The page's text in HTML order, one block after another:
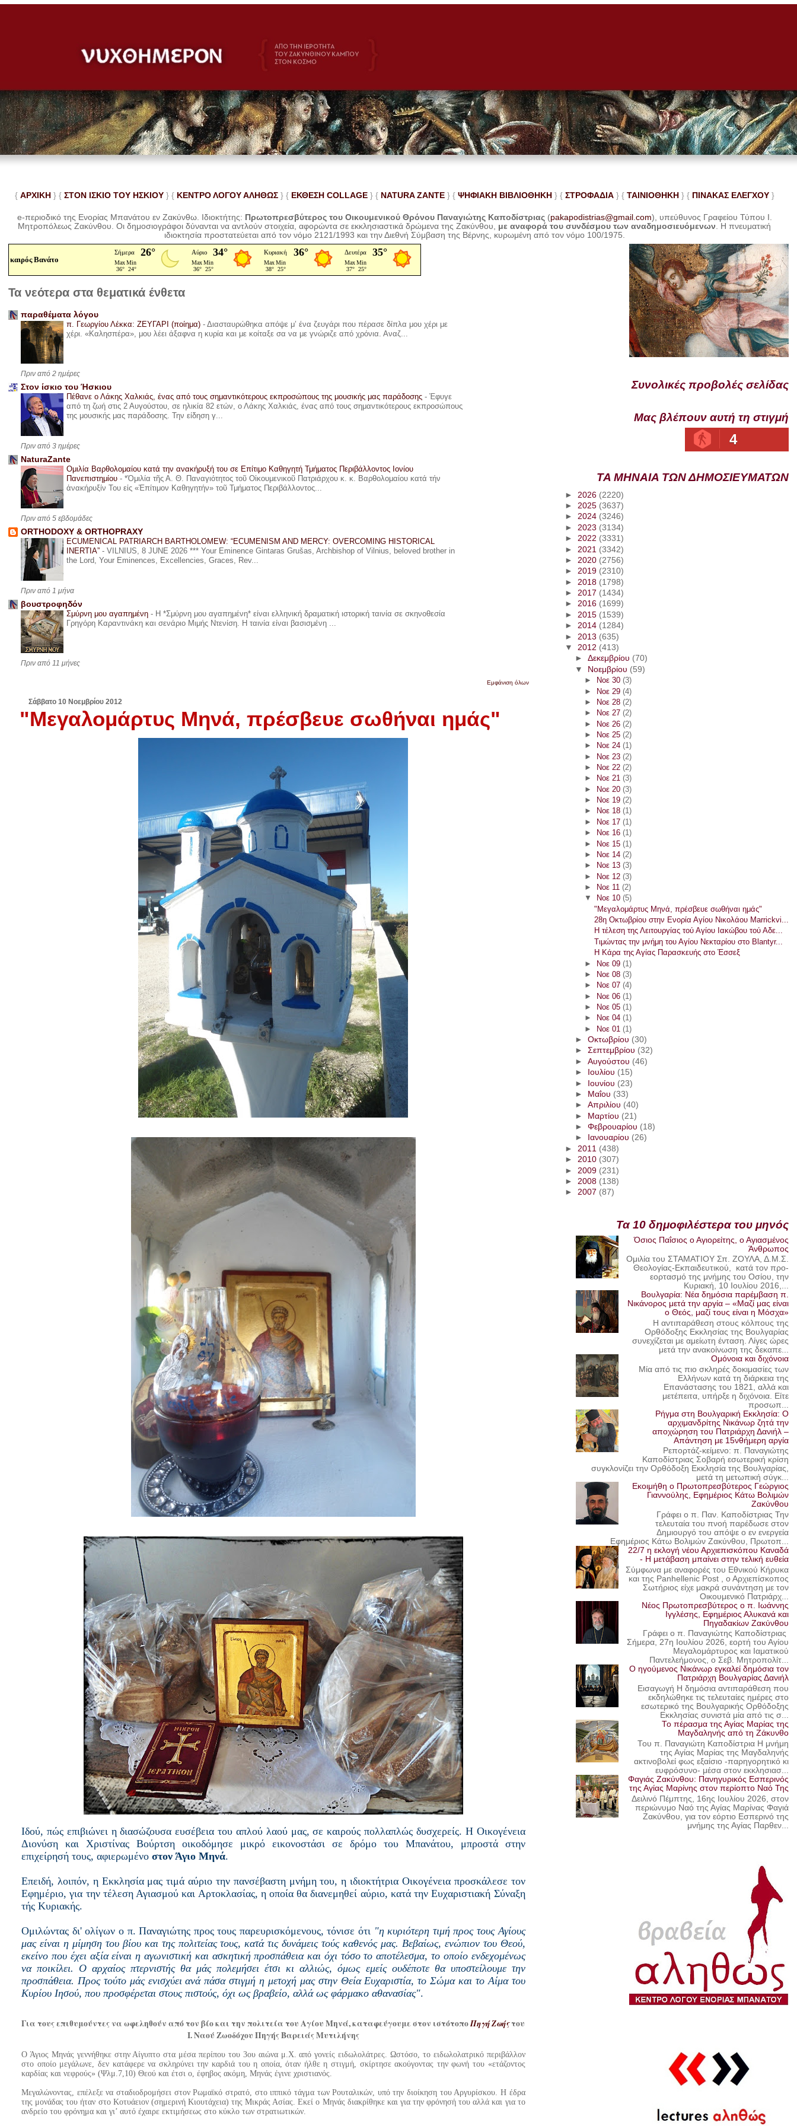
{ ΑΡΧΙΚΗ } { ΣΤΟΝ ΙΣΚΙΟ ΤΟΥ ΗΣΚΙΟΥ } { ΚΕΝΤΡΟ ΛΟΓΟΥ ΑΛΗΘΩΣ } { ΕΚΘΕΣΗ COLLAGE }{ NATURA ZANTE} { ΨΗΦΙΑΚΗ ΒΙΒΛΙΟΘΗΚΗ } { ΣΤΡΟΦΑΔΙΑ } { ΤΑΙΝΙΟΘΗΚΗ } { ΠΙΝΑΚΑΣ ΕΛΕΓΧΟΥ}
e-περιοδικό της Ενορίας Μπανάτου εν Ζακύνθω. Ιδιοκτήτης: Πρωτοπρεσβύτερος του Οικουμενικού Θρόνου Παναγιώτης Καποδίστριας (pakapodistrias@gmail.com), υπεύθυνος Γραφείου Τύπου Ι.
Μητροπόλεως Ζακύνθου.Οι δημοσιογράφοι δύνανται να αντλούν στοιχεία, αφορώντα σε εκκλησιαστικά δρώμενα της Ζακύνθου, με αναφορά του συνδέσμου των αναδημοσιευόμενων . Ηπνευματική
ιδιοκτησία προστατεύεται από τον νόμο 2121/1993 και την Διεθνή Σύμβαση της Βέρνης, κυρωμένη από τον νόμο 100/1975.
καιρός Βανάτο
Τα νεότερα στα θεματικά ένθετα
παραθέματα λόγου
π. Γεωργίου Λέκκα: ΖΕΥΓΑΡΙ (ποίημα) - Διασταυρώθηκα απόψε μ’ ένα ζευγάρι που πέρασε δίπλα μου χέρι με
χέρι. «Καλησπέρα», μου λέει άξαφνα η κυρία και με κοίταξε σα να με γνώριζε από χρόνια. Αναζ...
Πριν από 2 ημέρες
Στον ίσκιο του Ήσκιου
Πέθανε ο Λάκης Χαλκιάς, ένας από τους σημαντικότερους εκπροσώπους της μουσικής μας παράδοσης - Έφυγε
από τη ζωή στις 2 Αυγούστου, σε ηλικία 82 ετών, ο Λάκης Χαλκιάς, ένας από τους σημαντικότερους εκπροσώπους
της μουσικής μας παράδοσης. Την είδηση γ...
Πριν από 3 ημέρες
NaturaZante
Ομιλία Βαρθολομαίου κατά την ανακήρυξή του σε Επίτιμο Καθηγητή Τμήματος Περιβάλλοντος Ιονίου
Πανεπιστημίου - *Ὁμιλία τῆς Α. Θ. Παναγιότητος τοῦ Οἰκουμενικοῦ Πατριάρχου κ. κ. Βαρθολομαίου κατά τήν
ἀνακήρυξίν Του εἰς «Ἐπίτιμον Καθηγητήν» τοῦ Τμήματος Περιβάλλοντος...
Πριν από 5 εβδομάδες
ORTHODOXY & ORTHOPRAXY
ECUMENICAL PATRIARCH BARTHOLOMEW: “ECUMENISM AND MERCY: OVERCOMING HISTORICAL
INERTIA” - VILNIUS, 8 JUNE 2026 *** Your Eminence Gintaras Grušas, Archbishop of Vilnius, beloved brother in
the Lord, Your Eminences, Excellencies, Graces, Rev...
Πριν από 1 μήνα
βουστροφηδόν
Σμύρνη μου αγαπημένη - Η *Σμύρνη μου αγαπημένη* είναι ελληνική δραματική ιστορική ταινία σε σκηνοθεσία
Γρηγόρη Καραντινάκη και σενάριο Μιμής Ντενίση. Η ταινία είναι βασισμένη ...
Πριν από 11 μήνες
Εμφάνιση όλων
Σάββατο 10 Νοεμβρίου 2012
"Μεγαλομάρτυς Μηνά, πρέσβευε σωθήναι ημάς"
Ιδού, πώς επιβιώνει η διασώζουσα ευσέβεια του απλού λαού μας, σε καιρούς πολλαπλώς δυσχερείς. Η Οικογένεια
Διονύση και Χριστίνας Βούρτση οικοδόμησε μικρό εικονοστάσι σε δρόμο του Μπανάτου, μπροστά στην
επιχείρησή τους, αφιερωμένοστον Άγιο Μηνά.
Επειδή, λοιπόν, η Εκκλησία μας τιμά αύριο την πανσέβαστη μνήμη του, η ιδιοκτήτρια Οικογένεια προσκάλεσε τον
Εφημέριο, για την τέλεση Αγιασμού και Αρτοκλασίας, η οποία θα διανεμηθεί αύριο, κατά την Ευχαριστιακή Σύναξη
τής Κυριακής.
Ομιλώντας δι' ολίγων ο π. Παναγιώτης προς τους παρευρισκόμενους, τόνισε ότι "η κυριότερη τιμή προς τους Αγίους
μας είναι η μίμηση του βίου και της πολιτείας τους, κατά τις δυνάμεις τούς καθενός μας. Βεβαίως, ενώπιον του Θεού,
εκείνο που έχει αξία είναι η αγωνιστική και ασκητική προσπάθεια και όχι τόσο το αποτέλεσμα, το οποίο ενδεχομένως
να ποικίλει. Ο αρχαίος πτερνιστής θα μάς πολεμήσει έτσι κι αλλιώς, όμως εμείς ουδέποτε θα υποστείλουμε την
προσπάθεια. Προς τούτο μάς ενισχύει ανά πάσα στιγμή η μετοχή μας στην Θεία Ευχαριστία, το Σώμα και το Αίμα του
Κυρίου Ιησού, που προσφέρεται στους πιστούς, όχι ως βραβείο, αλλά ως φάρμακο αθανασίας".
Για τους επιθυμούντες να ωφεληθούν από τον βίο και την πολιτεία του Αγίου Μηνά, καταφεύγουμε στον ιστότοποΠηγή Ζωήςτου
Ι. Ναού Ζωοδόχου Πηγής Βαρειάς Μυτιλήνης
Ο Άγιος Μηνάς γεννήθηκε στην Αίγυπτο στα μέσα περίπου του 3ου αιώνα μ.Χ. από γονείς ειδωλολάτρες. Ωστόσο, το ειδωλολατρικό περιβάλλον
στο οποίο μεγάλωνε, δεν κατάφερε να σκληρύνει την καρδιά του η οποία, όταν ήλθε η στιγμή, σκίρτησε ακούγοντας την φωνή του «ετάζοντος
καρδίας και νεφρούς» (Ψλμ.7,10) Θεού και έτσι ο, έφηβος ακόμη, Μηνάς έγινε χριστιανός.
Μεγαλώνοντας, επέλεξε να σταδιοδρομήσει στον Ρωμαϊκό στρατό, στο ιππικό τάγμα των Ρουταλικών, υπό την διοίκηση του Αργυρίσκου. Η έδρα
της μονάδας του ήταν στο Κοτυάειον (σημερινή Κιουτάχεια) της Μικράς Ασίας. Εκεί ο Μηνάς διακρίθηκε και για την φρόνησή του αλλά και για το
ανδρείο του φρόνημα και γι’ αυτό έχαιρε εκτιμήσεως στο κύκλο των στρατιωτικών.
Συνολικές προβολές σελίδας
Μας βλέπουν αυτή τη στιγμή
4
ΤΑ ΜΗΝΑΙΑ ΤΩΝ ΔΗΜΟΣΙΕΥΜΑΤΩΝ
► 2026 (2220)
► 2025 (3637)
►2024 (3246)
► 2023 (3134)
►2022 (3331)
► 2021 (3342)
► 2020 (2756)
►2019 (2310)
► 2018 (1798)
►2017 (1434)
►2016 (1699)
► 2015 (1539)
►2014 (1284)
► 2013 (635)
▼2012 (413)
► Δεκεμβρίου (70)
▼
Νοεμβρίου (59)
►
Νοε 30 (3)
► Νοε 29 (4)
►
Νοε 28 (2)
►
Νοε 27 (2)
► Νοε 26 (2)
►
Νοε 25 (2)
►
Νοε 24 (1)
► Νοε 23 (2)
►
Νοε 22 (2)
►
Νοε 21 (3)
►
Νοε 20 (3)
►
Νοε 19 (2)
►
Νοε 18 (1)
►
Νοε 17 (1)
►
Νοε 16 (1)
► Νοε 15 (1)
►
Νοε 14 (2)
►
Νοε 13 (3)
► Νοε 12 (3)
►
Νοε 11 (2)
▼
Νοε 10 (5)
"Μεγαλομάρτυς Μηνά, πρέσβευε σωθήναι ημάς"
28η Οκτωβρίου στην Ενορία Αγίου Νικολάου Marrickvi...
Η τέλεση της Λειτουργίας τού Αγίου Ιακώβου τού Αδε...
Τιμώντας την μνήμη του Αγίου Νεκταρίου στο Blantyr...
Η Κάρα της Αγίας Παρασκευής στο Έσσεξ
► Νοε 09 (1)
►
Νοε 08 (3)
►
Νοε 07 (4)
► Νοε 06 (1)
►
Νοε 05 (1)
►
Νοε 04 (1)
► Νοε 01 (1)
► Οκτωβρίου (30)
► Σεπτεμβρίου (32)
► Αυγούστου (46)
►
Ιουλίου (15)
► Ιουνίου (23)
►
Μαΐου (33)
► Απριλίου (40)
► Μαρτίου (21)
► Φεβρουαρίου (18)
►
Ιανουαρίου (26)
► 2011 (438)
►2010 (307)
► 2009 (231)
► 2008 (138)
►2007 (87)
Τα 10 δημοφιλέστερα του μηνός
Όσιος Παΐσιος ο Αγιορείτης, ο Αγιασμένος
Άνθρωπος
Ομιλία του ΣΤΑΜΑΤΙΟΥ Σπ. ΖΟΥΛΑ, Δ.Μ.Σ.
Θεολογίας-Εκπαιδευτικού, κατά τον προ-
εορτασμό της μνήμης του Οσίου, την
Κυριακή, 10 Ιουλίου 2016,...
Βουλγαρία: Νέα δημόσια παρέμβαση π.
Νικάνορος μετά την αργία – «Μαζί μας είναι
ο Θεός, μαζί τους είναι η Μόσχα»
Η αντιπαράθεση στους κόλπους της
Ορθόδοξης Εκκλησίας της Βουλγαρίας
συνεχίζεται με αμείωτη ένταση. Λίγες ώρες
μετά την ανακοίνωση της δεκαπε...
Ομόνοια και διχόνοια
Μία από τις πιο σκληρές δοκιμασίες των
Ελλήνων κατά τη διάρκεια της
Επανάστασης του 1821, αλλά και
μετέπειτα, υπήρξε η διχόνοια. Είτε
προσωπ...
Ρήγμα στη Βουλγαρική Εκκλησία: Ο
αρχιμανδρίτης Νικάνωρ ζητά την
αποχώρηση του Πατριάρχη Δανιήλ –
Απάντηση με 15νθήμερη αργία
Ρεπορτάζ-κείμενο: π. Παναγιώτης
Καποδίστριας Σοβαρή εσωτερική κρίση
συγκλονίζει την Ορθόδοξη Εκκλησία της Βουλγαρίας,
μετά τη μετωπική σύγκ...
Εκοιμήθη ο Πρωτοπρεσβύτερος Γεώργιος
Γιαννούλης, Εφημέριος Κάτω Βολιμών
Ζακύνθου
Γράφει ο π. Παν. Καποδίστριας Την
τελευταία του πνοή παρέδωσε στον
Δημιουργό του απόψε ο εν ενεργεία
Εφημέριος Κάτω Βολιμών Ζακύνθου, Πρωτοπ...
22/7 η εκλογή νέου Αρχιεπισκόπου Καναδά
- Η μετάβαση μπαίνει στην τελική ευθεία
Σύμφωνα με αναφορές του Εθνικού Κήρυκα
και της Panhellenic Post , ο Αρχιεπίσκοπος
Σωτήριος είχε μακρά συνάντηση με τον
Οικουμενικό Πατριάρχ...
Νέος Πρωτοπρεσβύτερος ο π. Ιωάννης
Ιγγλέσης, Εφημέριος Αλυκανά και
Πηγαδακίων Ζακύνθου
Γράφει ο π. Παναγιώτης Καποδίστριας
Σήμερα, 27η Ιουλίου 2026, εορτή του Αγίου
Μεγαλομάρτυρος και Ιαματικού
Παντελεήμονος, ο Σεβ. Μητροπολίτ...
Ο ηγούμενος Νικάνωρ εγκαλεί δημόσια τον
Πατριάρχη Βουλγαρίας Δανιήλ
Εισαγωγή Η δημόσια αντιπαράθεση που
εκδηλώθηκε τις τελευταίες ημέρες στο
εσωτερικό της Βουλγαρικής Ορθόδοξης
Εκκλησίας συνιστά μία από τις σ...
Το πέρασμα της Αγίας Μαρίας της
Μαγδαληνής από τη Ζάκυνθο
Του π. Παναγιώτη Καποδίστρια Η μνήμη
της Αγίας Μαρίας της Μαγδαληνής
ακτινοβολεί φως εξαίσιο -παρηγορητικό κι
ευφρόσυνο- μέσα στον εκκλησιασ...
Φαγιάς Ζακύνθου: Πανηγυρικός Εσπερινός
της Αγίας Μαρίνης στον περίοπτο Ναό Της
Δειλινό Πέμπτης, 16ης Ιουλίου 2026, στον
περιώνυμο Ναό της Αγίας Μαρίνας Φαγιά
Ζακύνθου, για τον εόρτιο Εσπερινό της
μνήμης της Αγίας Παρθεν...